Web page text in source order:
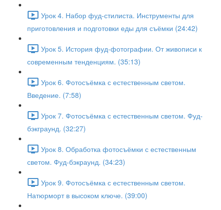
Урок 4. Набор фуд-стилиста. Инструменты для
приготовления и подготовки еды для съёмки (24:42)
Урок 5. История фуд-фотографии. От живописи к
современным тенденциям. (35:13)
Урок 6. Фотосъёмка с естественным светом.
Введение. (7:58)
Урок 7. Фотосъёмка с естественным светом. Фуд-
бэкграунд. (32:27)
Урок 8. Обработка фотосъёмки с естественным
светом. Фуд-бэкраунд. (34:23)
Урок 9. Фотосъёмка с естественным светом.
Натюрморт в высоком ключе. (39:00)